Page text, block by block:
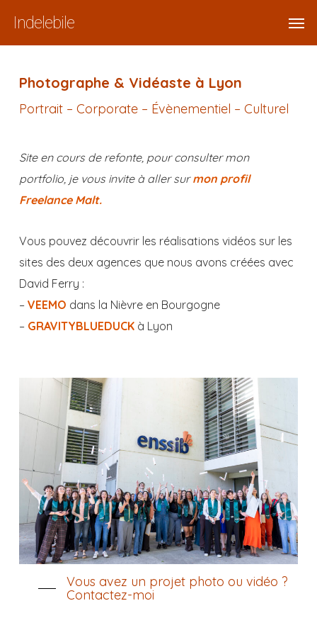
content
Indelebile
Photographe & Vidéaste à Lyon
Portrait – Corporate – Évènementiel – Culturel
Site en cours de refonte, pour consulter mon
portfolio, je vous invite à aller sur mon profil
Freelance Malt.
Vous pouvez découvrir les réalisations vidéos sur les
sites des deux agences que nous avons créées avec
David Ferry :
– VEEMO dans la Nièvre en Bourgogne
– GRAVITYBLUEDUCKà Lyon
Vous avez un projet photo ou vidéo ?
Contactez-moi